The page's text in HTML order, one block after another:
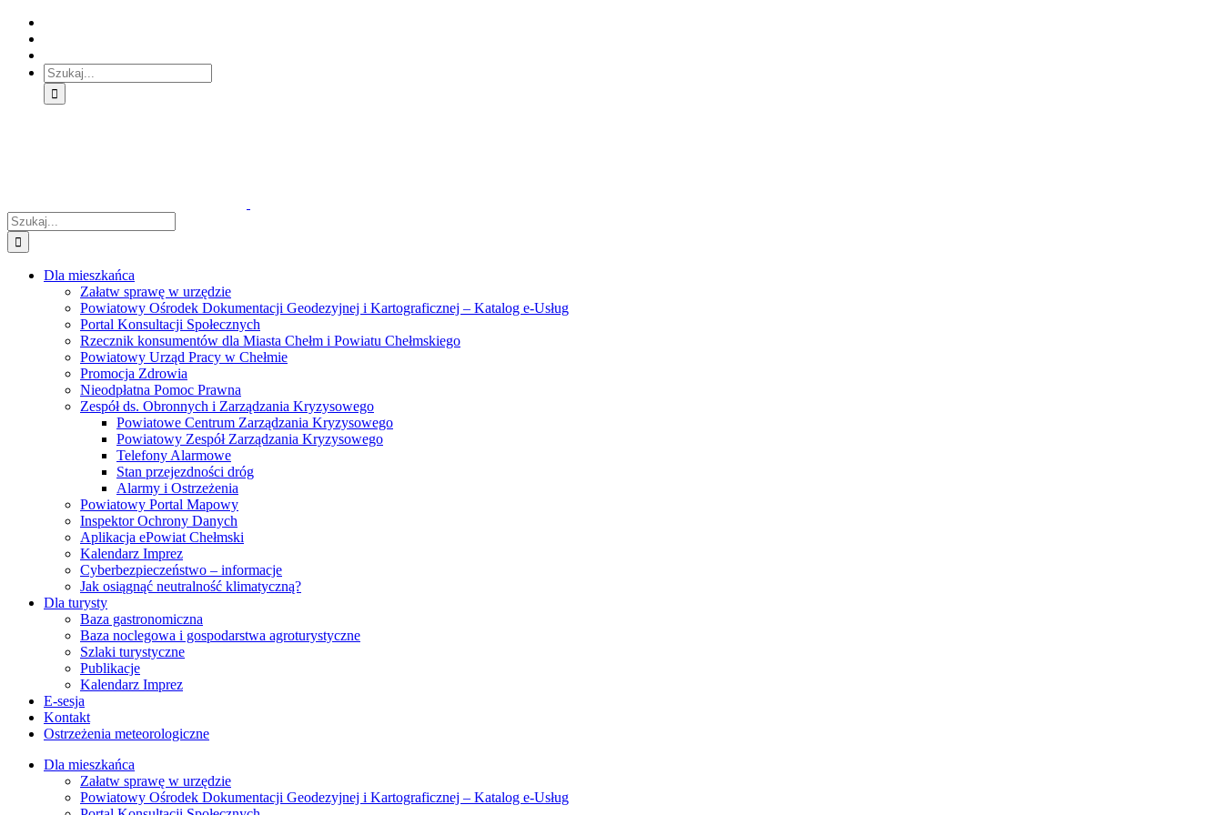
Skip
Treść
główna
Skip
Menu
główne
Skip
Menu
dodatkowe
Szukaj
Szukaj
Dla mieszkańca
Załatw sprawę w urzędzie
Powiatowy Ośrodek Dokumentacji Geodezyjnej i Kartograficznej – Katalog e-Usług
Portal Konsultacji Społecznych
Rzecznik konsumentów dla Miasta Chełm i Powiatu Chełmskiego
Powiatowy Urząd Pracy w Chełmie
Promocja Zdrowia
Nieodpłatna Pomoc Prawna
Zespół ds. Obronnych i Zarządzania Kryzysowego
Powiatowe Centrum Zarządzania Kryzysowego
Powiatowy Zespół Zarządzania Kryzysowego
Telefony Alarmowe
Stan przejezdności dróg
Alarmy i Ostrzeżenia
Powiatowy Portal Mapowy
Inspektor Ochrony Danych
Aplikacja ePowiat Chełmski
Kalendarz Imprez
Cyberbezpieczeństwo – informacje
Jak osiągnąć neutralność klimatyczną?
Dla turysty
Baza gastronomiczna
Baza noclegowa i gospodarstwa agroturystyczne
Szlaki turystyczne
Publikacje
Kalendarz Imprez
E-sesja
Kontakt
Ostrzeżenia meteorologiczne
Dla mieszkańca
Załatw sprawę w urzędzie
Powiatowy Ośrodek Dokumentacji Geodezyjnej i Kartograficznej – Katalog e-Usług